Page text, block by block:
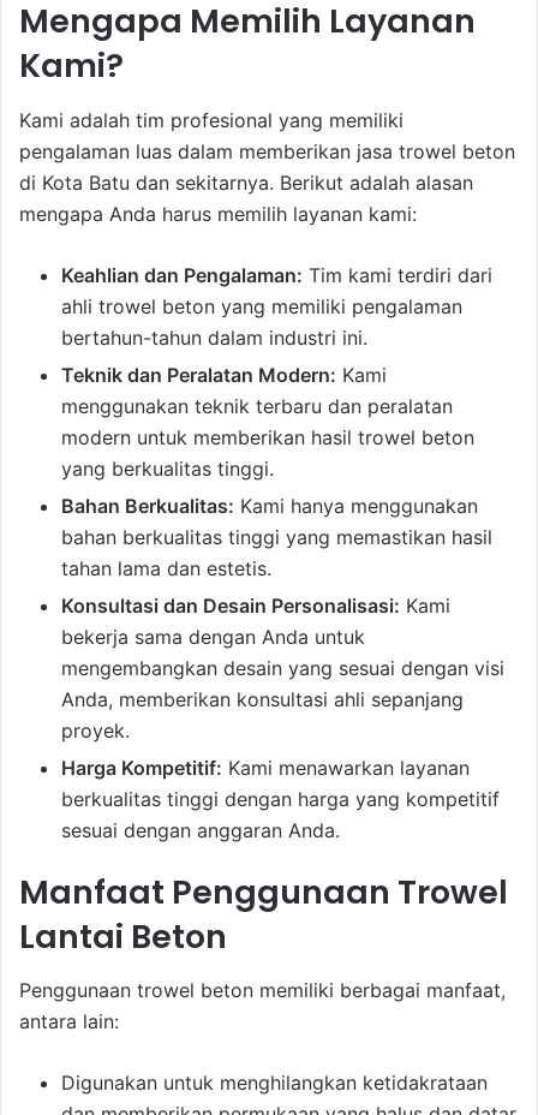
Mengapa Memilih Layanan
Kami?
Kami adalah tim profesional yang memiliki
pengalaman luas dalam memberikan jasa trowel beton
di Kota Batu dan sekitarnya. Berikut adalah alasan
mengapa Anda harus memilih layanan kami:
Keahlian dan Pengalaman: Tim kami terdiri dari
ahli trowel beton yang memiliki pengalaman
bertahun-tahun dalam industri ini.
Teknik dan Peralatan Modern: Kami
menggunakan teknik terbaru dan peralatan
modern untuk memberikan hasil trowel beton
yang berkualitas tinggi.
Bahan Berkualitas: Kami hanya menggunakan
bahan berkualitas tinggi yang memastikan hasil
tahan lama dan estetis.
Konsultasi dan Desain Personalisasi: Kami
bekerja sama dengan Anda untuk
mengembangkan desain yang sesuai dengan visi
Anda, memberikan konsultasi ahli sepanjang
proyek.
Harga Kompetitif: Kami menawarkan layanan
berkualitas tinggi dengan harga yang kompetitif
sesuai dengan anggaran Anda.
Manfaat Penggunaan Trowel
Lantai Beton
Penggunaan trowel beton memiliki berbagai manfaat,
antara lain:
Digunakan untuk menghilangkan ketidakrataan